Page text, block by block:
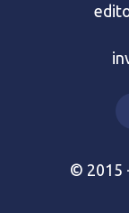
© 2015